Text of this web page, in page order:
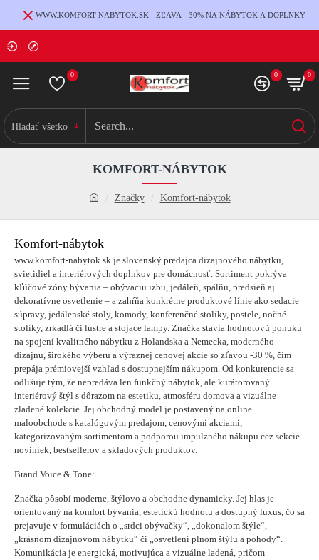
WWW.KOMFORT-NABYTOK.SK - ZĽAVA - 30% NA NÁBYTOK A DOPLNKY
0 0 0
Hladať všetko
Značky Komfort-nábytok
KOMFORT-NÁBYTOK
Komfort-nábytok
www.komfort-nabytok.sk je slovenský predajca dizajnového nábytku,
svietidiel a interiérových doplnkov pre domácnosť. Sortiment pokrýva
kľúčové zóny bývania – obývaciu izbu, jedáleň, spálňu, predsieň aj
dekoratívne osvetlenie – a zahŕňa konkrétne produktové línie ako sedacie
súpravy, jedálenské stoly, komody, konferenčné stolíky, postele, nočné
stolíky, zrkadlá či lustre a stojace lampy. Značka stavia hodnotovú ponuku
na spojení kvalitného nábytku z Holandska a Nemecka, moderného
dizajnu, širokého výberu a výraznej cenovej akcie so zľavou -30 %, čím
prepája prémiovejší vzhľad s dostupnejším nákupom. Od konkurencie sa
odlišuje tým, že nepredáva len funkčný nábytok, ale kurátorovaný
interiérový štýl s dôrazom na estetiku, atmosféru domova a vizuálne
zladené kolekcie. Jej obchodný model je postavený na online
maloobchode s katalógovým predajom, cenovými akciami,
kategorizovaným sortimentom a podporou impulzného nákupu cez sekcie
noviniek, bestsellerov a skladových produktov.
Brand Voice & Tone:
Značka pôsobí moderne, štýlovo a obchodne dynamicky. Jej hlas je
orientovaný na komfort bývania, estetickú hodnotu a dostupný luxus, čo sa
prejavuje v formuláciách o „srdci obývačky“, „dokonalom štýle“,
„krásnom dizajnovom nábytku“ či „osvetlení plnom štýlu a pohody“.
Komunikácia je energická, motivujúca a vizuálne ladená, pričom